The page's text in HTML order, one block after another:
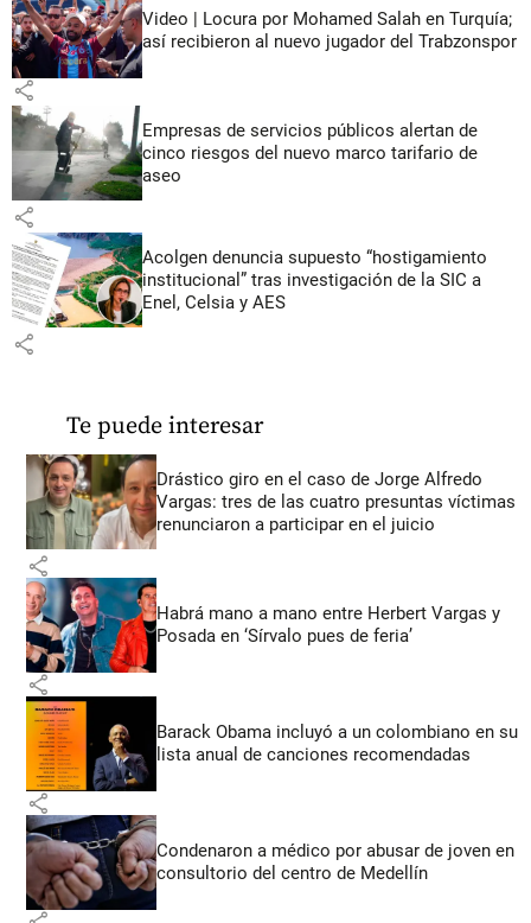
Video | Locura por Mohamed Salah en Turquía;
así recibieron al nuevo jugador del Trabzonspor
share
Empresas de servicios públicos alertan de
cinco riesgos del nuevo marco tarifario de
aseo
share
Acolgen denuncia supuesto “hostigamiento
institucional” tras investigación de la SIC a
Enel, Celsia y AES
share
Te puede interesar
Drástico giro en el caso de Jorge Alfredo
Vargas: tres de las cuatro presuntas víctimas
renunciaron a participar en el juicio
share
Habrá mano a mano entre Herbert Vargas y
Posada en ‘Sírvalo pues de feria’
share
Barack Obama incluyó a un colombiano en su
lista anual de canciones recomendadas
share
Condenaron a médico por abusar de joven en
consultorio del centro de Medellín